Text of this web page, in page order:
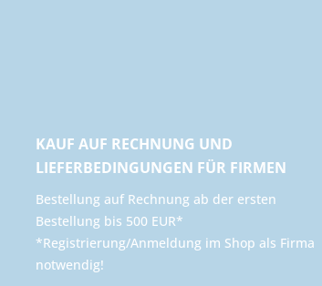
KAUF AUF RECHNUNG UND
LIEFERBEDINGUNGEN FÜR FIRMEN
​Bestellung auf Rechnung ab der ersten
Bestellung bis 500 EUR*
*Registrierung/Anmeldung im Shop als Firma
notwendig!